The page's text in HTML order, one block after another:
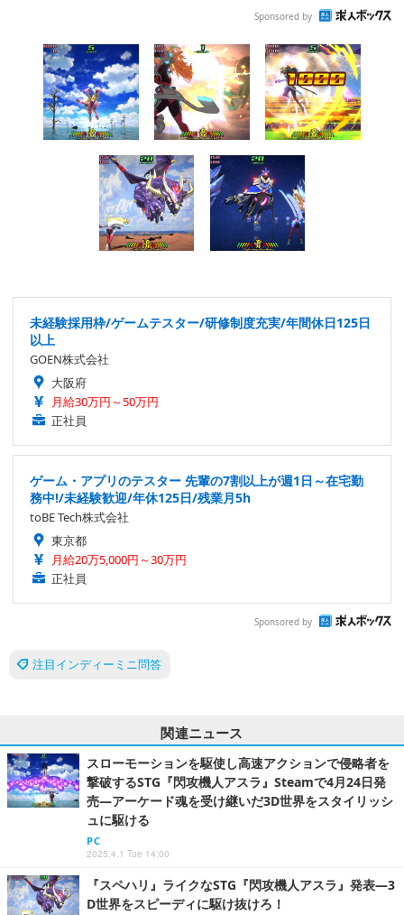
Sponsored by
未経験採用枠/ゲームテスター/研修制度充実/年間休日125日
以上
GOEN株式会社
大阪府
月給30万円～50万円
正社員
ゲーム・アプリのテスター 先輩の7割以上が週1日～在宅勤
務中!/未経験歓迎/年休125日/残業月5h
toBE Tech株式会社
東京都
月給20万5,000円～30万円
正社員
Sponsored by
注目インディーミニ問答
関連ニュース
スローモーションを駆使し高速アクションで侵略者を
撃破するSTG『閃攻機人アスラ』Steamで4月24日発
売―アーケード魂を受け継いだ3D世界をスタイリッシ
ュに駆ける
PC
2025.4.1 Tue 14:00
『スペハリ』ライクなSTG『閃攻機人アスラ』発表―3
D世界をスピーディに駆け抜けろ！